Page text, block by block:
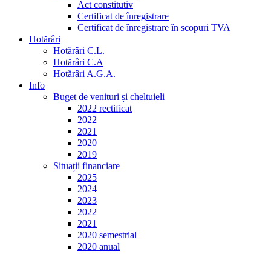
Act constitutiv
Certificat de înregistrare
Certificat de înregistrare în scopuri TVA
Hotărâri
Hotărâri C.L.
Hotărâri C.A
Hotărâri A.G.A.
Info
Buget de venituri și cheltuieli
2022 rectificat
2022
2021
2020
2019
Situații financiare
2025
2024
2023
2022
2021
2020 semestrial
2020 anual